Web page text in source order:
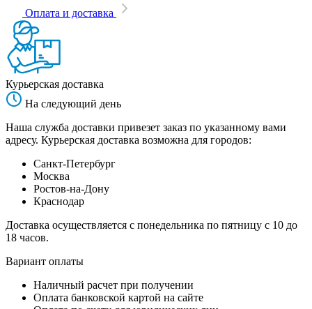
Оплата и доставка
Курьерская доставка
На следующий день
Наша служба доставки привезет заказ по указанному вами
адресу. Курьерская доставка возможна для городов:
Санкт-Петербург
Москва
Ростов-на-Дону
Краснодар
Доставка осуществляется с понедельника по пятницу с 10 до
18 часов.
Вариант оплаты
Наличный расчет при получении
Оплата банковской картой на сайте